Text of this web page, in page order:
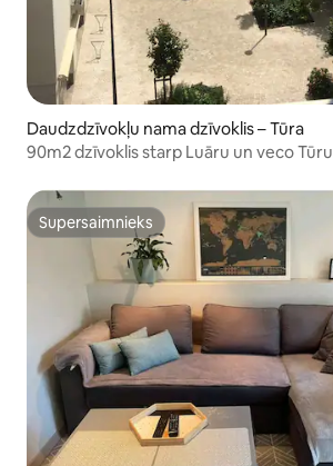
Daudzdzīvokļu nama dzīvoklis – Tūra
90m2 dzīvoklis starp Luāru un veco Tūru
Supersaimnieks
Supersaimnieks